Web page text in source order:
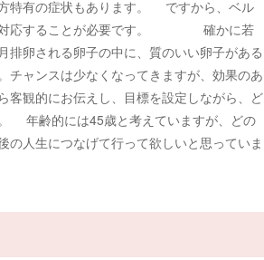
特有の症状もあります。 ですから、ベル
に対応することが必要です。 確かに若
排卵される卵子の中に、質のいい卵子がある
チャンスは少なくなってきますが、効果のあ
客観的にお伝えし、目標を設定しながら、ど
年齢的には45歳と考えていますが、どの
人生につなげて行って欲しいと思っていま